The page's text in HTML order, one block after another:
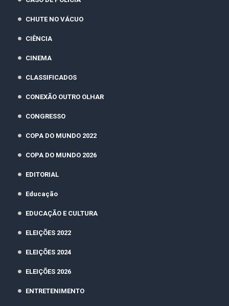
CHUTE NO VÁCUO
CIÊNCIA
CINEMA
CLASSIFICADOS
CONEXÃO OUTRO OLHAR
CONGRESSO
COPA DO MUNDO 2022
COPA DO MUNDO 2026
EDITORIAL
Educação
EDUCAÇÃO E CULTURA
ELEIÇÕES 2022
ELEIÇÕES 2024
ELEIÇÕES 2026
ENTRETENIMENTO